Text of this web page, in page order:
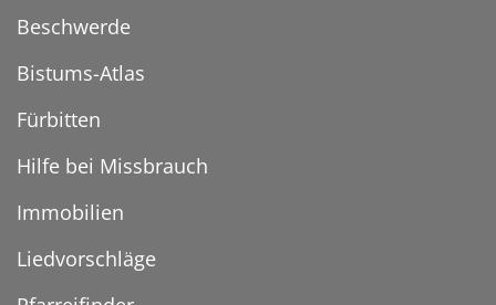
Beschwerde
Bistums-Atlas
Fürbitten
Hilfe bei Missbrauch
Immobilien
Liedvorschläge